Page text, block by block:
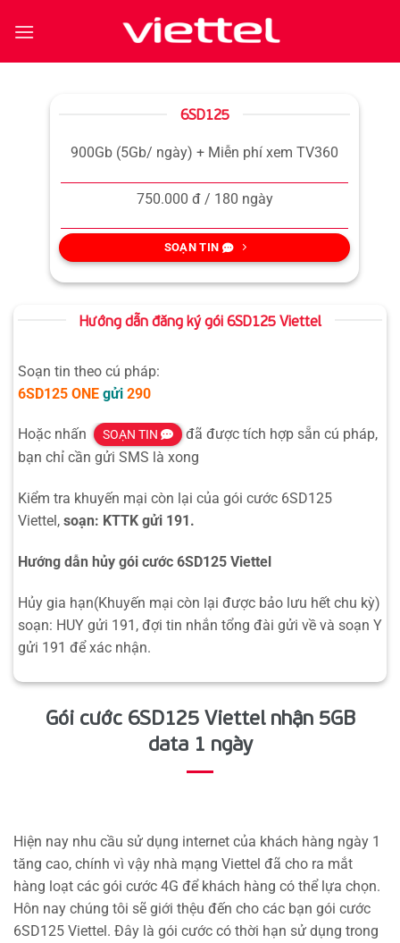
qua
6SD125
900Gb (5Gb/ ngày) + Miễn phí xem TV360
750.000 đ / 180 ngày
SOẠN TIN
Hướng dẫn đăng ký gói 6SD125 Viettel
Soạn tin theo cú pháp:
6SD125 ONE gửi 290
Hoặc nhấn SOẠN TIN
đã được tích hợp sẵn cú pháp,
bạn chỉ cần gửi SMS là xong
Kiểm tra khuyến mại còn lại của gói cước 6SD125
Viettel, soạn: KTTK gửi 191.
Hướng dẫn hủy gói cước 6SD125 Viettel
Hủy gia hạn(Khuyến mại còn lại được bảo lưu hết chu kỳ)
soạn: HUY gửi 191, đợi tin nhắn tổng đài gửi về và soạn Y
gửi 191 để xác nhận.
Gói cước 6SD125 Viettel nhận 5GB
data 1 ngày
Hiện nay nhu cầu sử dụng internet của khách hàng ngày 1
tăng cao, chính vì vậy nhà mạng Viettel đã cho ra mắt
hàng loạt các gói cước 4G để khách hàng có thể lựa chọn.
Hôn nay chúng tôi sẽ giới thệu đến cho các bạn gói cước
6SD125 Viettel. Đây là gói cước có thời hạn sử dụng trong